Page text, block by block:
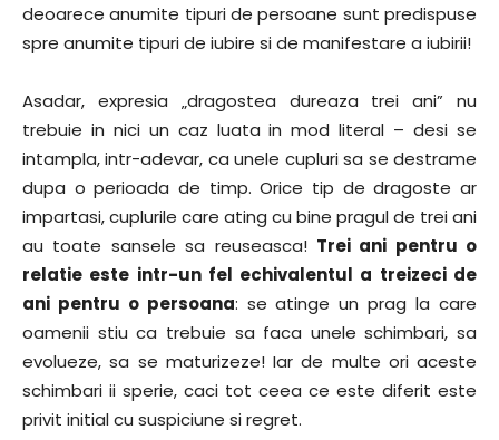
deoarece anumite tipuri de persoane sunt predispuse
spre anumite tipuri de iubire si de manifestare a iubirii!
Asadar, expresia „dragostea dureaza trei ani” nu
trebuie in nici un caz luata in mod literal – desi se
intampla, intr-adevar, ca unele cupluri sa se destrame
dupa o perioada de timp. Orice tip de dragoste ar
impartasi, cuplurile care ating cu bine pragul de trei ani
au toate sansele sa reuseasca! Trei ani pentru o
relatie este intr-un fel echivalentul a treizeci de
ani pentru o persoana: se atinge un prag la care
oamenii stiu ca trebuie sa faca unele schimbari, sa
evolueze, sa se maturizeze! Iar de multe ori aceste
schimbari ii sperie, caci tot ceea ce este diferit este
privit initial cu suspiciune si regret.